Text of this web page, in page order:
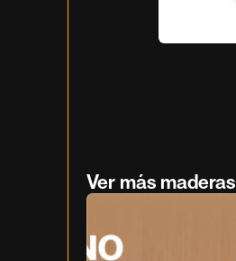
Ver más maderas